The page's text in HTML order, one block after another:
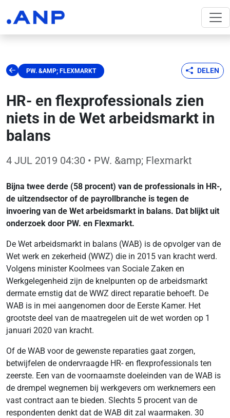
PW. &AMP; FLEXMARKT DELEN
HR- en flexprofessionals zien
niets in de Wet arbeidsmarkt in
balans
4 JUL 2019 04:30 • PW. &amp; Flexmarkt
Bijna twee derde (58 procent) van de professionals in HR-,
de uitzendsector of de payrollbranche is tegen de
invoering van de Wet arbeidsmarkt in balans. Dat blijkt uit
onderzoek door PW. en Flexmarkt.
De Wet arbeidsmarkt in balans (WAB) is de opvolger van de
Wet werk en zekerheid (WWZ) die in 2015 van kracht werd.
Volgens minister Koolmees van Sociale Zaken en
Werkgelegenheid zijn de knelpunten op de arbeidsmarkt
dermate ernstig dat de WWZ direct reparatie behoeft. De
WAB is in mei aangenomen door de Eerste Kamer. Het
grootste deel van de maatregelen uit de wet worden op 1
januari 2020 van kracht.
Of de WAB voor de gewenste reparaties gaat zorgen,
betwijfelen de ondervraagde HR- en flexprofessionals ten
zeerste. Een van de voornaamste doeleinden van de WAB is
de drempel wegnemen bij werkgevers om werknemers een
vast contract aan te bieden. Slechts 5 procent van de
respondenten denkt dat de WAB dit zal waarmaken. 30